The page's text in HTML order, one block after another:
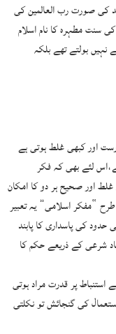
کی صورت رب العالمین کی
سنت مطہرہ کا نام اسلام
نہیں بولتے تھے بلکہ
اور کبھی غلط ہوتی ہے
لئے بھی کہ فکر
اور صحیح ہر دو کا امکان
“مفکر اسلامی” یہ تعبیر
کی پاسداری کا پابند
شرعی کے ذریعے حکم کا
پر قدرت مراد ہوتی
کی گنجائش تو نکلتی